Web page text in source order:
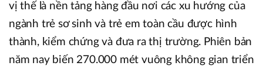
vị thế là nền tảng hàng đầu nơi các xu hướng của
ngành trẻ sơ sinh và trẻ em toàn cầu được hình
thành, kiểm chứng và đưa ra thị trường. Phiên bản
năm nay biến 270.000 mét vuông không gian triển